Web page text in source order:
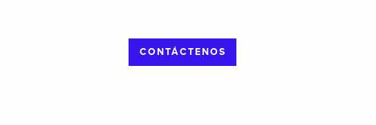
CONTÁCTENOS